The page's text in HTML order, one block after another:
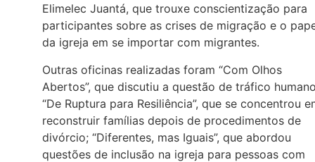
Elimelec Juantá, que trouxe conscientização para
participantes sobre as crises de migração e o
da igreja em se importar com migrantes.
Outras oficinas realizadas foram “Com Olhos
Abertos”, que discutiu a questão de tráfico
“De Ruptura para Resiliência”, que se concentrou
reconstruir famílias depois de procedimentos de
divórcio; “Diferentes, mas Iguais”, que abordou
questões de inclusão na igreja para pessoas com